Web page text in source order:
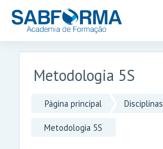
Ir para o conteúdo principal
Metodologia 5S
Página principal Disciplinas
Metodologia 5S